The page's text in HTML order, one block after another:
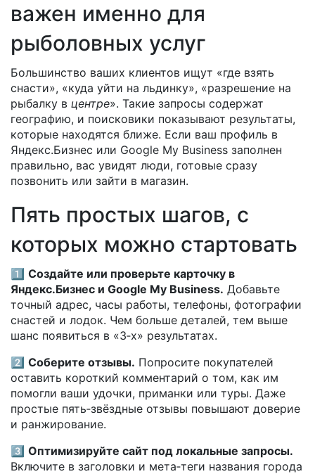
важен именно для
рыболовных услуг
Большинство ваших клиентов ищут «где взять
снасти», «куда уйти на льдинку», «разрешение на
рыбалку в центре». Такие запросы содержат
географию, и поисковики показывают результаты,
которые находятся ближе. Если ваш профиль в
Яндекс.Бизнес или Google My Business заполнен
правильно, вас увидят люди, готовые сразу
позвонить или зайти в магазин.
Пять простых шагов, с
которых можно стартовать
1️⃣ Создайте или проверьте карточку в
Яндекс.Бизнес и Google My Business. Добавьте
точный адрес, часы работы, телефоны, фотографии
снастей и лодок. Чем больше деталей, тем выше
шанс появиться в «3‑х» результатах.
2️⃣ Соберите отзывы. Попросите покупателей
оставить короткий комментарий о том, как им
помогли ваши удочки, приманки или туры. Даже
простые пять‑звёздные отзывы повышают доверие
и ранжирование.
3️⃣ Оптимизируйте сайт под локальные запросы.
Включите в заголовки и мета‑теги названия города